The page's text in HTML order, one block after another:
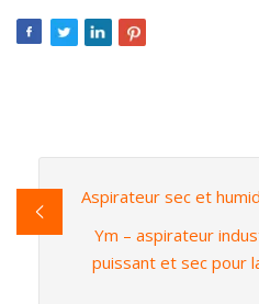
Aspirateur sec et
Ym – aspirateur
puissant et sec pour